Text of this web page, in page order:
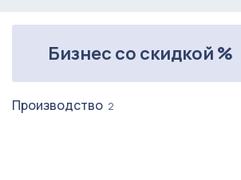
Бизнес со скидкой %
Производство 2